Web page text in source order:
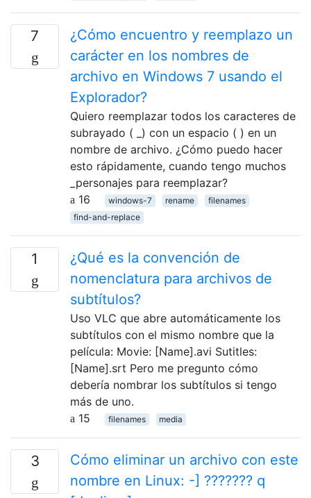
7
¿Cómo encuentro y reemplazo un
carácter en los nombres de
archivo en Windows 7 usando el
Explorador?
Quiero reemplazar todos los caracteres de
subrayado ( _) con un espacio ( ) en un
nombre de archivo. ¿Cómo puedo hacer
esto rápidamente, cuando tengo muchos
_personajes para reemplazar?
16
windows-7 rename
filenames
find-and-replace
1
¿Qué es la convención de
nomenclatura para archivos de
subtítulos?
Uso VLC que abre automáticamente los
subtítulos con el mismo nombre que la
película: Movie: [Name].avi Sutitles:
[Name].srt Pero me pregunto cómo
debería nombrar los subtítulos si tengo
más de uno.
15
filenames media
3
Cómo eliminar un archivo con este
nombre en Linux: -] ??????? q